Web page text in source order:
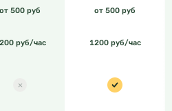
от 500 руб от 500 руб
руб/час 1200 руб/час